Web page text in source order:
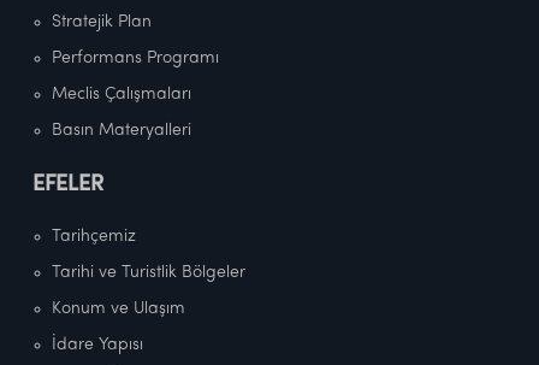
Stratejik Plan
Performans Programı
Meclis Çalışmaları
Basın Materyalleri
EFELER
Tarihçemiz
Tarihi ve Turistlik Bölgeler
Konum ve Ulaşım
İdare Yapısı